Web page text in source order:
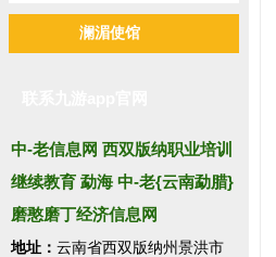
澜湄使馆
中-老信息网 西双版纳职业培训
继续教育 勐海 中-老{云南勐腊}
磨憨磨丁经济信息网
地址： 云南省西双版纳州景洪市